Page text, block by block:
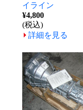
イライン
¥4,800
(税込)
詳細を見る